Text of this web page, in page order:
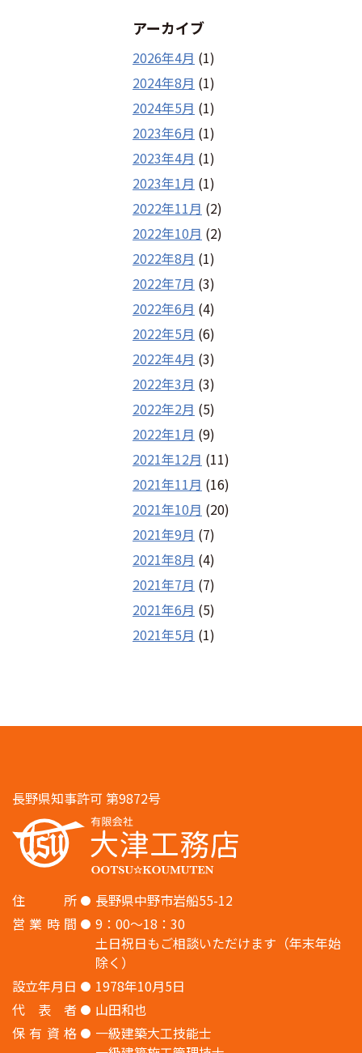
アーカイブ
2026年4月 (1)
2024年8月 (1)
2024年5月 (1)
2023年6月 (1)
2023年4月 (1)
2023年1月 (1)
2022年11月 (2)
2022年10月 (2)
2022年8月 (1)
2022年7月 (3)
2022年6月 (4)
2022年5月 (6)
2022年4月 (3)
2022年3月 (3)
2022年2月 (5)
2022年1月 (9)
2021年12月 (11)
2021年11月 (16)
2021年10月 (20)
2021年9月 (7)
2021年8月 (4)
2021年7月 (7)
2021年6月 (5)
2021年5月 (1)
長野県知事許可 第9872号
住 所
長野県中野市岩船55-12
営 業 時 間
9：00〜18：30
土日祝日もご相談いただけます（年末年始
除く）
設立年月日
1978年10月5日
代
表 者
山田和也
保 有 資 格
一級建築大工技能士